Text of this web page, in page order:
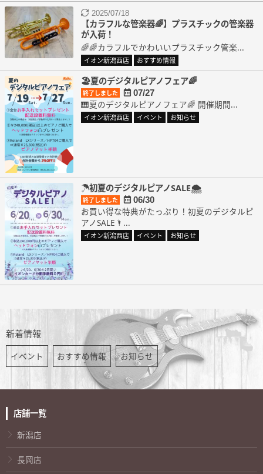
2025/07/18
【カラフルな管楽器🌈】プラスチックの管楽器
が入荷！
🌈🌈カラフルでかわいいプラスチック管楽...
イオン新潟西店 おすすめ情報
🏖️夏のデジタルピアノフェア🌈
終了しました 07/27
🎹夏のデジタルピアノフェア🌈 開催期間...
イオン新潟西店 イベント お知らせ
☂初夏のデジタルピアノSALE🌨
終了しました 06/30
お買い得な特典がたっぷり！初夏のデジタルピ
アノSALE🌂...
イオン新潟西店 イベント お知らせ
新着情報
イベント おすすめ情報 お知らせ
店舗一覧
新潟店
長岡店